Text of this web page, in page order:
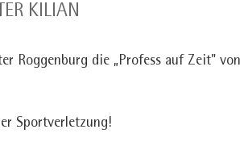
KILIAN
Roggenburg die „Profess auf Zeit"
Sportverletzung!